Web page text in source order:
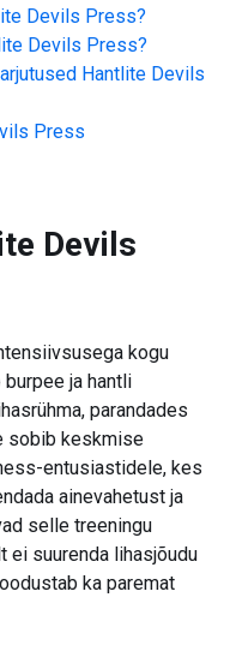
Devils Press?
Devils Press?
Hantlite Devils
Press
Devils
kogu
burpee ja hantli
parandades
sobib keskmise
entusiastidele, kes
ainevahetust ja
selle treeningu
ei suurenda lihasjõudu
ka paremat